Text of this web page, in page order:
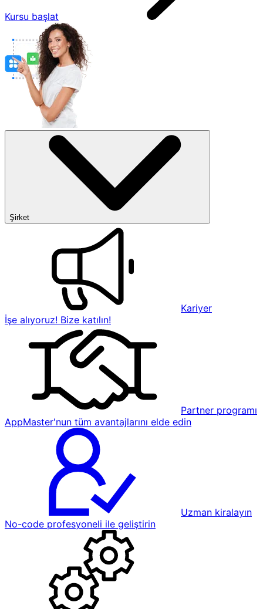
Kursu başlat
Şirket
Kariyer
İşe alıyoruz! Bize katılın!
Partner programı
AppMaster'nun tüm avantajlarını elde edin
Uzman kiralayın
No-code profesyoneli ile geliştirin